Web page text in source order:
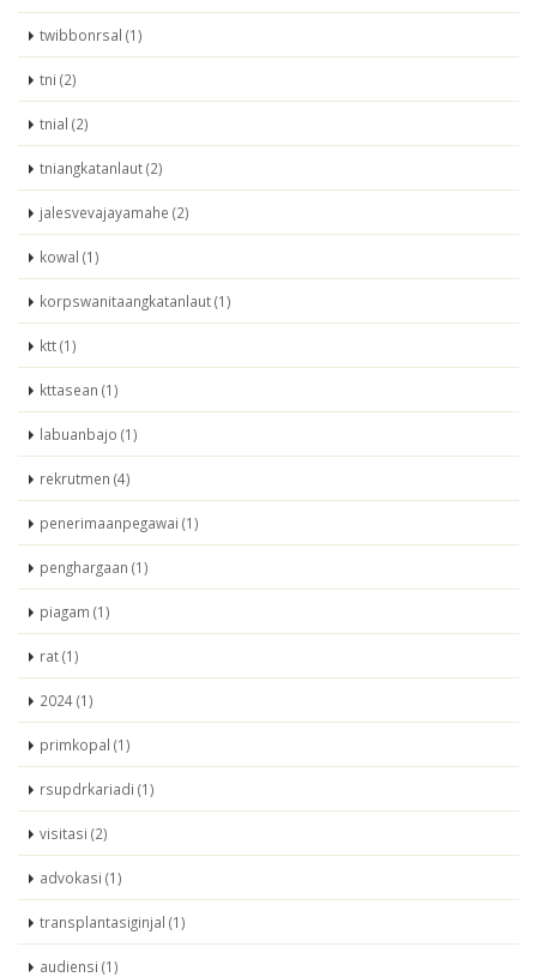
twibbonrsal (1)
tni (2)
tnial (2)
tniangkatanlaut (2)
jalesvevajayamahe (2)
kowal (1)
korpswanitaangkatanlaut (1)
ktt (1)
kttasean (1)
labuanbajo (1)
rekrutmen (4)
penerimaanpegawai (1)
penghargaan (1)
piagam (1)
rat (1)
2024 (1)
primkopal (1)
rsupdrkariadi (1)
visitasi (2)
advokasi (1)
transplantasiginjal (1)
audiensi (1)